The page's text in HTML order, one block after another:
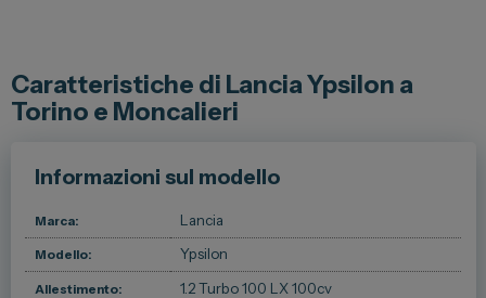
Servizio Clienti
Telefono Vendita
Telefono Officina
011 22 51 737
Caratteristiche di Lancia Ypsilon a
Torino e Moncalieri
Informazioni sul modello
Marca: Lancia
Modello: Ypsilon
Allestimento: 1.2 Turbo 100 LX 100cv